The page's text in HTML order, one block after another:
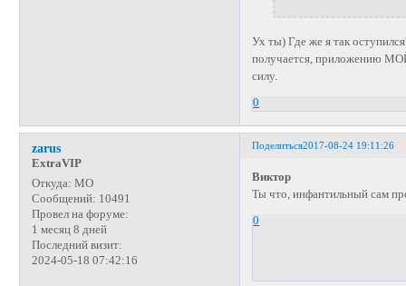
Ух ты) Где же я так
получается, приложению
силу.
0
Поделиться2017-08-24 19:11:26
zarus
ExtraVIP
Откуда: МО
Сообщений: 10491
Провел на форуме:
1 месяц 8 дней
Последний визит:
2024-05-18 07:42:16
Виктор
Ты что, инфантильный сам
0